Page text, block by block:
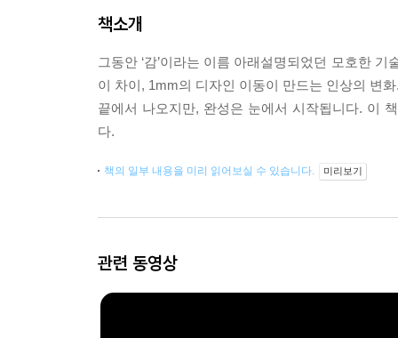
책소개
그동안 ‘감’이라는 이름 아래설명되었던 모호한
이 차이, 1mm의 디자인 이동이 만드는 인상의 변
끝에서 나오지만, 완성은 눈에서 시작됩니다. 이 책
다.
책의 일부 내용을 미리 읽어보실 수 있습니다. 미리보기
관련 동영상